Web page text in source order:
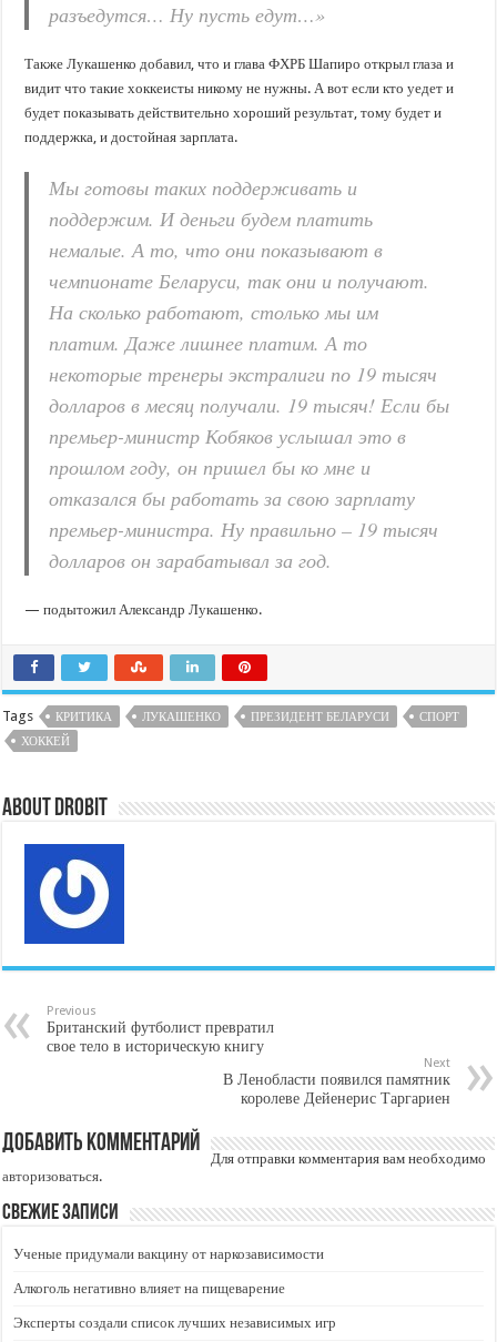
разъедутся… Ну пусть едут…»
Также Лукашенко добавил, что и глава ФХРБ Шапиро открыл глаза и
видит что такие хоккеисты никому не нужны. А вот если кто уедет и
будет показывать действительно хороший результат, тому будет и
поддержка, и достойная зарплата.
Мы готовы таких поддерживать и
поддержим. И деньги будем платить
немалые. А то, что они показывают в
чемпионате Беларуси, так они и получают.
На сколько работают, столько мы им
платим. Даже лишнее платим. А то
некоторые тренеры экстралиги по 19 тысяч
долларов в месяц получали. 19 тысяч! Если бы
премьер-министр Кобяков услышал это в
прошлом году, он пришел бы ко мне и
отказался бы работать за свою зарплату
премьер-министра. Ну правильно – 19 тысяч
долларов он зарабатывал за год.
— подытожил Александр Лукашенко.
Tags КРИТИКА ЛУКАШЕНКО ПРЕЗИДЕНТ БЕЛАРУСИ
СПОРТ
ХОККЕЙ
About DroBit
Previous
Британский футболист превратил
свое тело в историческую книгу
Next
В Ленобласти появился памятник
королеве Дейенерис Таргариен
Добавить комментарий
Для отправки комментария вам необходимо
авторизоваться.
Свежие записи
Ученые придумали вакцину от наркозависимости
Алкоголь негативно влияет на пищеварение
Эксперты создали список лучших независимых игр